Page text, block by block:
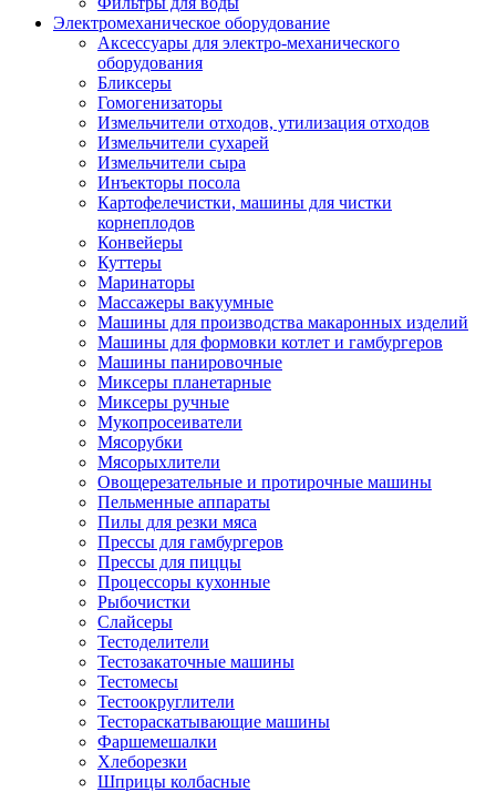
Электромеханическое оборудование
Аксессуары для электро-механического
оборудования
Бликсеры
Гомогенизаторы
Измельчители отходов, утилизация отходов
Измельчители сухарей
Измельчители сыра
Инъекторы посола
Картофелечистки, машины для чистки
корнеплодов
Конвейеры
Куттеры
Маринаторы
Массажеры вакуумные
Машины для производства макаронных изделий
Машины для формовки котлет и гамбургеров
Машины панировочные
Миксеры планетарные
Миксеры ручные
Мукопросеиватели
Мясорубки
Мясорыхлители
Овощерезательные и протирочные машины
Пельменные аппараты
Пилы для резки мяса
Прессы для гамбургеров
Прессы для пиццы
Процессоры кухонные
Рыбочистки
Слайсеры
Тестоделители
Тестозакаточные машины
Тестомесы
Тестоокруглители
Тестораскатывающие машины
Фаршемешалки
Хлеборезки
Шприцы колбасные